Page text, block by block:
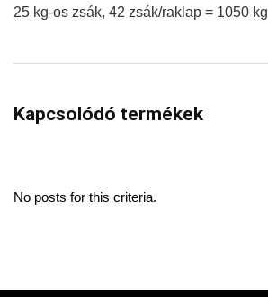
25 kg-os zsák, 42 zsák/raklap = 1050 kg
Kapcsolódó termékek
No posts for this criteria.